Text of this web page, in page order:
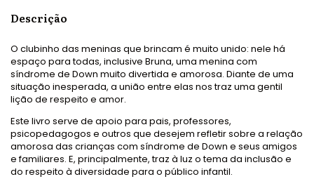
Descrição
O clubinho das meninas que brincam é muito unido: nele há
espaço para todas, inclusive Bruna, uma menina com
síndrome de Down muito divertida e amorosa. Diante de uma
situação inesperada, a união entre elas nos traz uma gentil
lição de respeito e amor.
Este livro serve de apoio para pais, professores,
psicopedagogos e outros que desejem refletir sobre a relação
amorosa das crianças com síndrome de Down e seus amigos
e familiares. E, principalmente, traz à luz o tema da inclusão e
do respeito à diversidade para o público infantil.